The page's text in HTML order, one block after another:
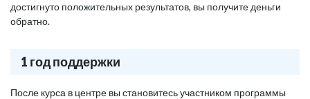
достигнуто положительных результатов, вы получите деньги
обратно.
1 год поддержки
После курса в центре вы становитесь участником программы